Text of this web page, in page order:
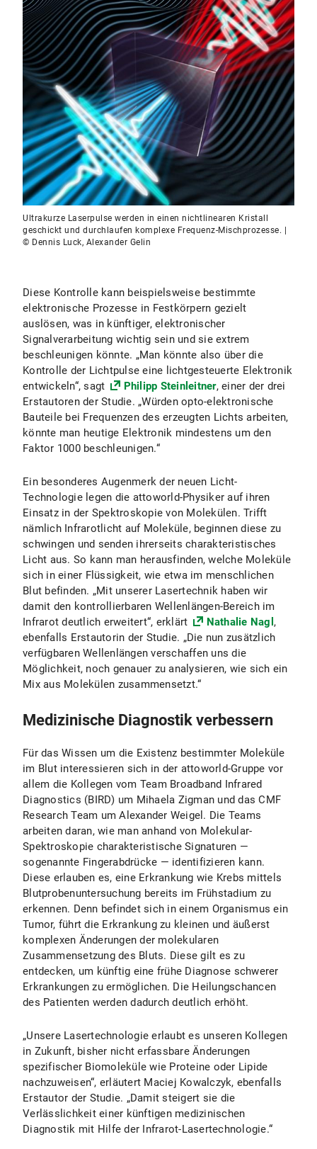
Ultrakurze Laserpulse werden in einen nichtlinearen Kristall
geschickt und durchlaufen komplexe Frequenz-Mischprozesse. |
© Dennis Luck, Alexander Gelin
Diese Kontrolle kann beispielsweise bestimmte
elektronische Prozesse in Festkörpern gezielt
auslösen, was in künftiger, elektronischer
Signalverarbeitung wichtig sein und sie extrem
beschleunigen könnte. „Man könnte also über die
Kontrolle der Lichtpulse eine lichtgesteuerte Elektronik
entwickeln“, sagt
Philipp Steinleitner, einer der drei
Erstautoren der Studie. „Würden opto-elektronische
Bauteile bei Frequenzen des erzeugten Lichts arbeiten,
könnte man heutige Elektronik mindestens um den
Faktor 1000 beschleunigen.“
Ein besonderes Augenmerk der neuen Licht-
Technologie legen die attoworld-Physiker auf ihren
Einsatz in der Spektroskopie von Molekülen. Trifft
nämlich Infrarotlicht auf Moleküle, beginnen diese zu
schwingen und senden ihrerseits charakteristisches
Licht aus. So kann man herausfinden, welche Moleküle
sich in einer Flüssigkeit, wie etwa im menschlichen
Blut befinden. „Mit unserer Lasertechnik haben wir
damit den kontrollierbaren Wellenlängen-Bereich im
Infrarot deutlich erweitert“, erklärt
Nathalie Nagl ,
ebenfalls Erstautorin der Studie. „Die nun zusätzlich
verfügbaren Wellenlängen verschaffen uns die
Möglichkeit, noch genauer zu analysieren, wie sich ein
Mix aus Molekülen zusammensetzt.“
Medizinische Diagnostik verbessern
Für das Wissen um die Existenz bestimmter Moleküle
im Blut interessieren sich in der attoworld-Gruppe vor
allem die Kollegen vom Team Broadband Infrared
Diagnostics (BIRD) um Mihaela Zigman und das CMF
Research Team um Alexander Weigel. Die Teams
arbeiten daran, wie man anhand von Molekular-
Spektroskopie charakteristische Signaturen —
sogenannte Fingerabdrücke — identifizieren kann.
Diese erlauben es, eine Erkrankung wie Krebs mittels
Blutprobenuntersuchung bereits im Frühstadium zu
erkennen. Denn befindet sich in einem Organismus ein
Tumor, führt die Erkrankung zu kleinen und äußerst
komplexen Änderungen der molekularen
Zusammensetzung des Bluts. Diese gilt es zu
entdecken, um künftig eine frühe Diagnose schwerer
Erkrankungen zu ermöglichen. Die Heilungschancen
des Patienten werden dadurch deutlich erhöht.
„Unsere Lasertechnologie erlaubt es unseren Kollegen
in Zukunft, bisher nicht erfassbare Änderungen
spezifischer Biomoleküle wie Proteine oder Lipide
nachzuweisen“, erläutert Maciej Kowalczyk, ebenfalls
Erstautor der Studie. „Damit steigert sie die
Verlässlichkeit einer künftigen medizinischen
Diagnostik mit Hilfe der Infrarot-Lasertechnologie.“